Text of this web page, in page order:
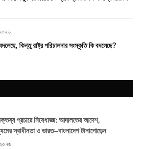
কিন্তু রাষ্ট্র পরিচালনার সংস্কৃতি কি বদলেছে?
প্রচারে নিষেধাজ্ঞা: আদালতের আদেশ,
স্বাধীনতা ও ভারত–বাংলাদেশ টানাপোড়েন